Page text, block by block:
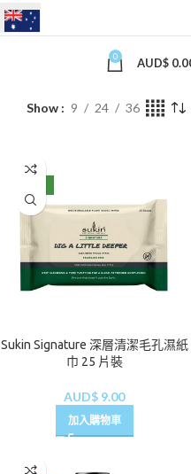
0 AUD$
Show 9 24 36
Sukin Signature 深層清潔毛孔濕紙
巾 25 片裝
AUD$ 9.00
加入購物車